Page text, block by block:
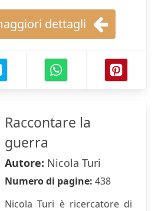
dettagli
Raccontare la
guerra
Autore: Nicola Turi
Numero di pagine: 438
Nicola Turi è ricercatore di